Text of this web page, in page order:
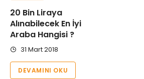
20 Bin Liraya
Alınabilecek En İyi
Araba Hangisi ?
31 Mart 2018
DEVAMINI OKU